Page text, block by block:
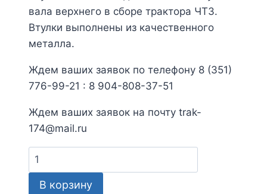
вала верхнего в сборе трактора ЧТЗ.
Втулки выполнены из качественного
металла.
Ждем ваших заявок по телефону 8 (351)
776-99-21 : 8 904-808-37-51
Ждем ваших заявок на почту trak-
174@mail.ru
Количество
товара
Втулка
В корзину